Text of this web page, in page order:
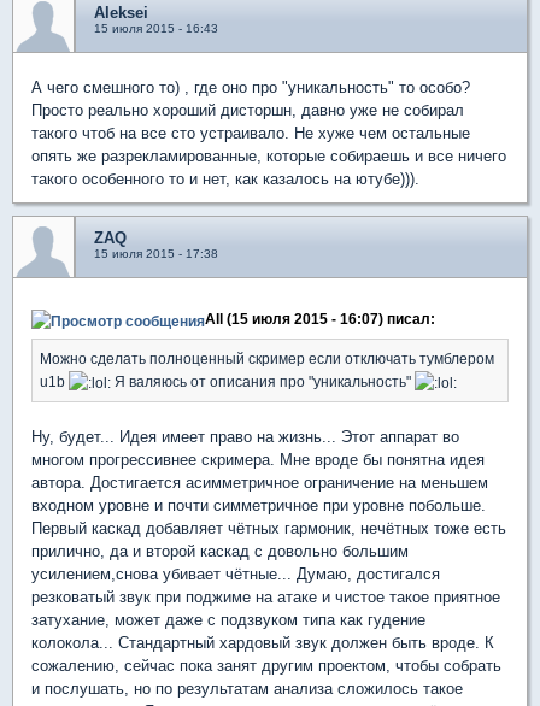
Aleksei
15 июля 2015 - 16:43
А чего смешного то) , где оно про "уникальность" то особо?
Просто реально хороший дисторшн, давно уже не собирал
такого чтоб на все сто устраивало. Не хуже чем остальные
опять же разрекламированные, которые собираешь и все ничего
такого особенного то и нет, как казалось на ютубе))).
ZAQ
15 июля 2015 - 17:38
All (15 июля 2015 - 16:07) писал:
Можно сделать полноценный скример если отключать тумблером
u1b
Я валяюсь от описания про "уникальность"
Ну, будет... Идея имеет право на жизнь... Этот аппарат во
многом прогрессивнее скримера. Мне вроде бы понятна идея
автора. Достигается асимметричное ограничение на меньшем
входном уровне и почти симметричное при уровне побольше.
Первый каскад добавляет чётных гармоник, нечётных тоже есть
прилично, да и второй каскад с довольно большим
усилением,снова убивает чётные... Думаю, достигался
резковатый звук при поджиме на атаке и чистое такое приятное
затухание, может даже с подзвуком типа как гудение
колокола... Стандартный хардовый звук должен быть вроде. К
сожалению, сейчас пока занят другим проектом, чтобы собрать
и послушать, но по результатам анализа сложилось такое